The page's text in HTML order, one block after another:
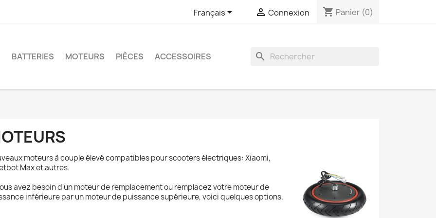
Français  Connexion shopping_cart Panier (0)
BATTERIES MOTEURS PIÈCES ACCESSOIRES search
moteurs à couple élevé compatibles pour scooters électriques: Xiaomi,
Max et autres.
avez besoin d'un moteur de remplacement ou remplacez votre moteur de
inférieure par un moteur de puissance supérieure, voici quelques options.